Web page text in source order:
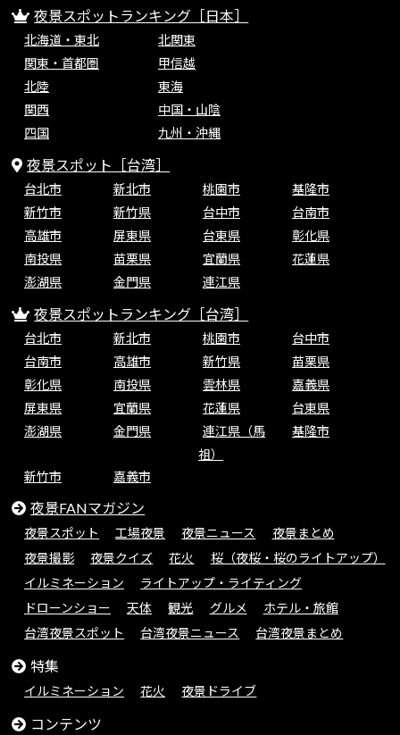
夜景スポットランキング［日本］
北海道・東北
北関東
関東・首都圏
甲信越
北陸
東海
関西
中国・山陰
四国
九州・沖縄
夜景スポット［台湾］
台北市 新北市 桃園市
基隆市
新竹市
新竹県 台中市
台南市
高雄市
屏東県 台東県
彰化県
南投県
苗栗県 宜蘭県
花蓮県
澎湖県
金門県 連江県
夜景スポットランキング［台湾］
台北市 新北市 桃園市
台中市
台南市
高雄市 新竹県
苗栗県
彰化県
南投県 雲林県
嘉義県
屏東県
宜蘭県 花蓮県
台東県
澎湖県
金門県
連江県（馬
祖）
基隆市
新竹市 嘉義市
夜景FANマガジン
夜景スポット 工場夜景 夜景ニュース
夜景まとめ
夜景撮影
夜景クイズ 花火
桜（夜桜・桜のライトアップ）
イルミネーション
ライトアップ・ライティング
ドローンショー
天体 観光 グルメ
ホテル・旅館
台湾夜景スポット
台湾夜景ニュース 台湾夜景まとめ
特集
イルミネーション 花火 夜景ドライブ
コンテンツ